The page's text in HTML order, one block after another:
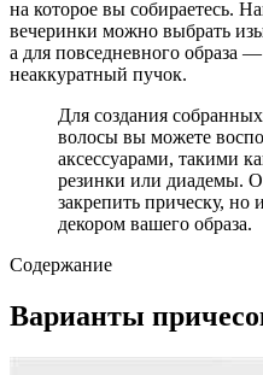
на которое вы собираетесь.
вечеринки можно выбрать
а для повседневного образа
неаккуратный пучок.
Для создания
волосы вы можете
аксессуарами, такими
резинки или диадемы.
закрепить прическу, но
декором вашего образа.
Содержание
Варианты